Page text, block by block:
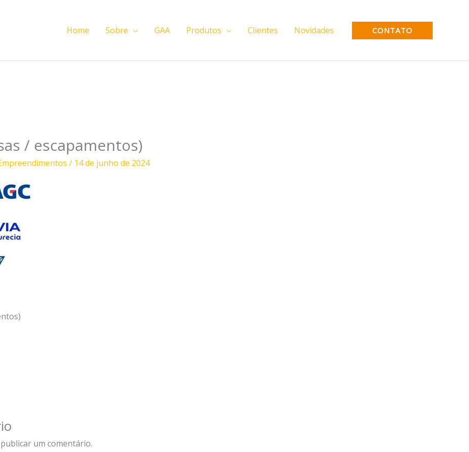
Home Sobre GAA Produtos Clientes Novidades CONTATO
/ escapamentos)
/ 14 de junho de 2024
um comentário.